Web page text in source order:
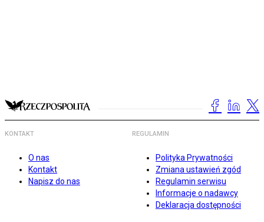
KONTAKT
O nas
Kontakt
Napisz do nas
REGULAMIN
Polityka Prywatności
Zmiana ustawień zgód
Regulamin serwisu
Informacje o nadawcy
Deklaracja dostępności